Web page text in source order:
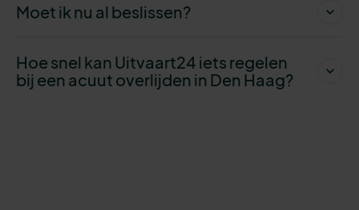
Moet ik nu al beslissen?
Hoe snel kan Uitvaart24 iets regelen
bij een acuut overlijden in Den Haag?